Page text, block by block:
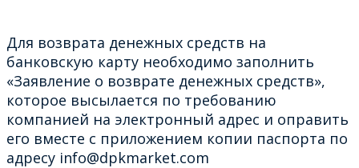
Для возврата денежных средств на
банковскую карту необходимо заполнить
«Заявление о возврате денежных средств»,
которое высылается по требованию
компанией на электронный адрес и оправить
его вместе с приложением копии паспорта по
адресу info@dpkmarket.com